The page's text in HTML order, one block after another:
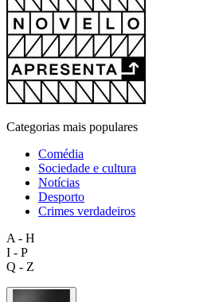
Categorias mais populares
Comédia
Sociedade e cultura
Notícias
Desporto
Crimes verdadeiros
A - H
I - P
Q - Z